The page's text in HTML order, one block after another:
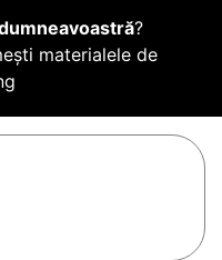
?
materialele de